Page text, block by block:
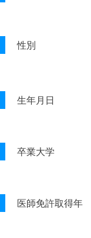
性別
生年月日
卒業大学
医師免許取得年